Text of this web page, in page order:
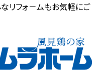
リフォ－ムもお気軽にご